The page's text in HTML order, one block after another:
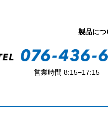
製品につ
営業時間 8:15−17:15